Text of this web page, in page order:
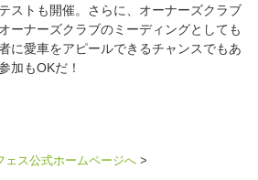
ストも開催。さらに、オーナーズクラブ
ーナーズクラブのミーディングとしても
に愛車をアピールできるチャンスでもあ
加もOKだ！
ェス公式ホームページへ >